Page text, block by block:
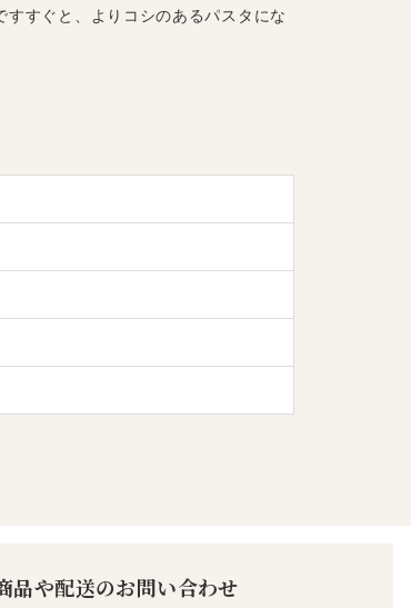
すぐと、よりコシのあるパスタにな
品や配送のお問い合わせ